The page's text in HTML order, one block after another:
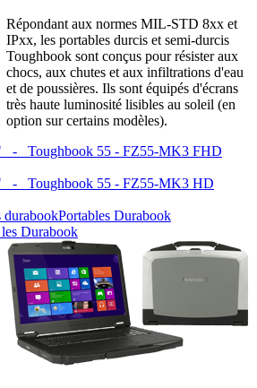
Répondant aux normes MIL-STD 8xx et
IPxx, les portables durcis et semi-durcis
Toughbook sont conçus pour résister aux
chocs, aux chutes et aux infiltrations d'eau
et de poussières. Ils sont équipés d'écrans
très haute luminosité lisibles au soleil (en
option sur certains modèles).
- Toughbook 55 - FZ55-MK3 FHD
- Toughbook 55 - FZ55-MK3 HD
Portables Durabook
Durabook